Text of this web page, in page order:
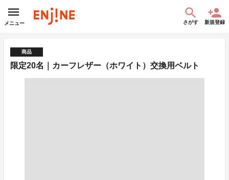
メニュー さがす 新規登録
商品
限定20名｜カーフレザー（ホワイト）交換用ベルト